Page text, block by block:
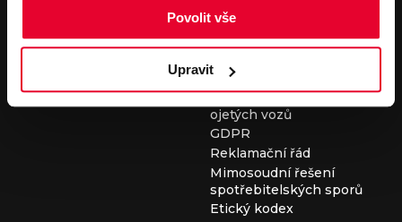
Povolit vše
Upravit
vozidel
Všeobecné obchodní
podmínky pro provádění
servisních prací
Všeobecné obchodní
podmínky při nákupu
ojetých vozů
GDPR
Reklamační řád
Mimosoudní řešení
spotřebitelských sporů
Etický kodex